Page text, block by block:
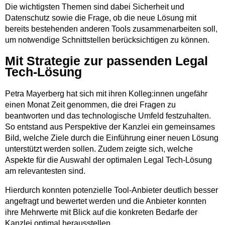
Die wichtigsten Themen sind dabei Sicherheit und
Datenschutz sowie die Frage, ob die neue Lösung mit
bereits bestehenden anderen Tools zusammenarbeiten soll,
um notwendige Schnittstellen berücksichtigen zu können.
Mit Strategie zur passenden Legal
Tech-Lösung
Petra Mayerberg hat sich mit ihren Kolleg:innen ungefähr
einen Monat Zeit genommen, die drei Fragen zu
beantworten und das technologische Umfeld festzuhalten.
So entstand aus Perspektive der Kanzlei ein gemeinsames
Bild, welche Ziele durch die Einführung einer neuen Lösung
unterstützt werden sollen. Zudem zeigte sich, welche
Aspekte für die Auswahl der optimalen Legal Tech-Lösung
am relevantesten sind.
Hierdurch konnten potenzielle Tool-Anbieter deutlich besser
angefragt und bewertet werden und die Anbieter konnten
ihre Mehrwerte mit Blick auf die konkreten Bedarfe der